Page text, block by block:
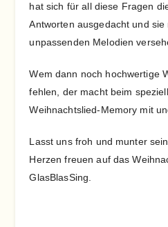
hat sich für all diese Fragen
Antworten ausgedacht und sie
unpassenden Melodien
Wem dann noch hochwertige
fehlen, der macht beim
Weihnachtslied-Memory mit
Lasst uns froh und munter
Herzen freuen auf das
GlasBlasSing.